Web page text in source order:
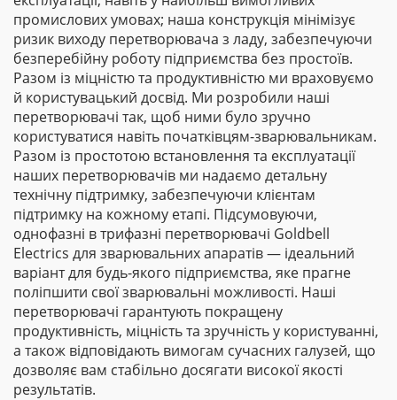
промислових умовах; наша конструкція мінімізує
ризик виходу перетворювача з ладу, забезпечуючи
безперебійну роботу підприємства без простоїв.
Разом із міцністю та продуктивністю ми враховуємо
й користувацький досвід. Ми розробили наші
перетворювачі так, щоб ними було зручно
користуватися навіть початківцям-зварювальникам.
Разом із простотою встановлення та експлуатації
наших перетворювачів ми надаємо детальну
технічну підтримку, забезпечуючи клієнтам
підтримку на кожному етапі. Підсумовуючи,
однофазні в трифазні перетворювачі Goldbell
Electrics для зварювальних апаратів — ідеальний
варіант для будь-якого підприємства, яке прагне
поліпшити свої зварювальні можливості. Наші
перетворювачі гарантують покращену
продуктивність, міцність та зручність у користуванні,
а також відповідають вимогам сучасних галузей, що
дозволяє вам стабільно досягати високої якості
результатів.